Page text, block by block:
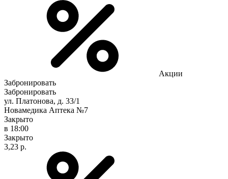
Акции
Забронировать
Забронировать
ул. Платонова, д. 33/1
Новамедика Аптека №7
Закрыто
в 18:00
Закрыто
3,23 р.